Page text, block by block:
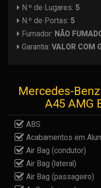
N.º de Lugares: 5
N.º de Portas: 5
Fumador: NÃO
Garantia: VALOR COM
Mercedes-
A45 AMG
ABS
Acabamentos em
Air Bag (condutor)
Air Bag (lateral)
Air Bag (passageiro)